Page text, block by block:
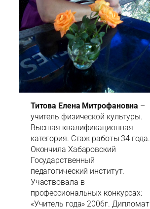
Титова Елена Митрофановна –
учитель физической культуры.
Высшая квалификационная
категория. Стаж работы 34 года.
Окончила Хабаровский
Государственный
педагогический институт.
Участвовала в
профессиональных конкурсах:
«Учитель года» 2006г. Дипломат